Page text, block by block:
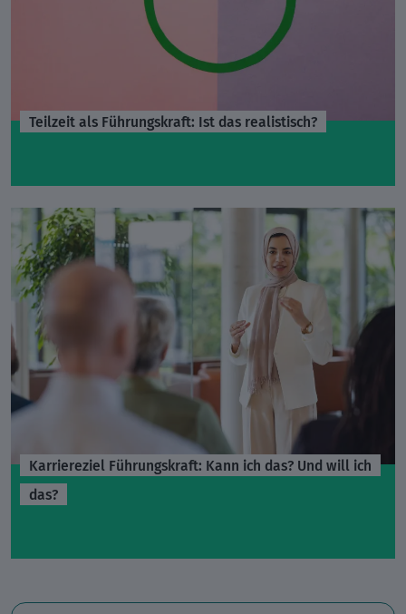
Teilzeit als Führungskraft: Ist das realistisch?
Karriereziel Führungskraft: Kann ich das? Und will ich
das?